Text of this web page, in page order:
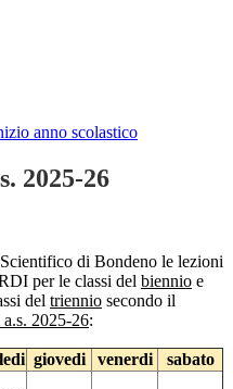
anno scolastico
2025-26
di Bondeno le lezioni
per le classi del biennio e
del triennio secondo il
2025-26:
giovedi venerdi sabato